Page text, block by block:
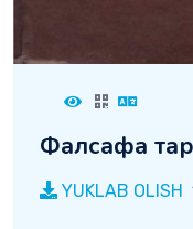
Фалсафа
YUKLAB OLISH